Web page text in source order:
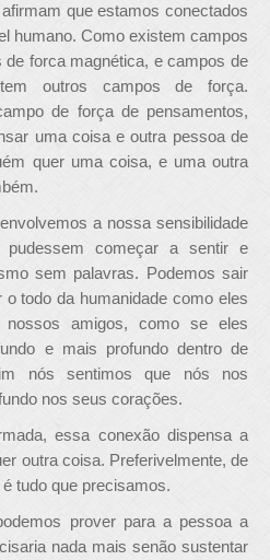
que estamos conectados
humano. Como existem campos
forca magnética, e campos de
outros campos de força.
de força de pensamentos,
uma coisa e outra pessoa de
quer uma coisa, e uma outra
a nossa sensibilidade
começar a sentir e
sem palavras. Podemos sair
todo da humanidade como eles
nossos amigos, como se eles
e mais profundo dentro de
nós sentimos que nós nos
nos seus corações.
essa conexão dispensa a
outra coisa. Preferivelmente, de
tudo que precisamos.
prover para a pessoa a
nada mais senão sustentar